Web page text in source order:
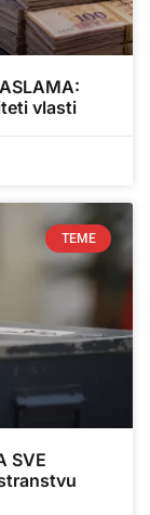
vlasti
TEME
SVE